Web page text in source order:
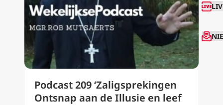
Podcast 209 ‘Zaligsprekingen
Ontsnap aan de Illusie en leef